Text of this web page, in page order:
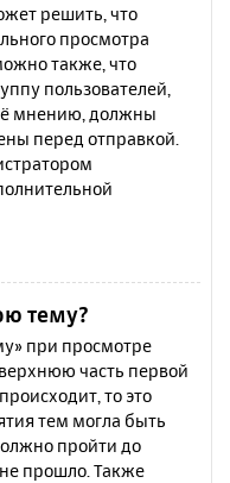
решить, что
просмотра
также, что
пользователей,
мнению, должны
перед отправкой.
тему?
при просмотре
часть первой
то это
тем могла быть
пройти до
прошло. Также